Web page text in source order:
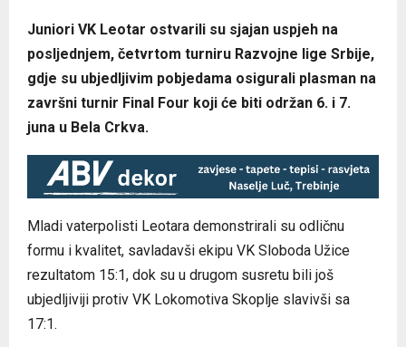
Juniori VK Leotar ostvarili su sjajan uspjeh na
posljednjem, četvrtom turniru Razvojne lige Srbije,
gdje su ubjedljivim pobjedama osigurali plasman na
završni turnir Final Four koji će biti održan 6. i 7.
juna u Bela Crkva.
Mladi vaterpolisti Leotara demonstrirali su odličnu
formu i kvalitet, savladavši ekipu VK Sloboda Užice
rezultatom 15:1, dok su u drugom susretu bili još
ubjedljiviji protiv VK Lokomotiva Skoplje slavivši sa
17:1.